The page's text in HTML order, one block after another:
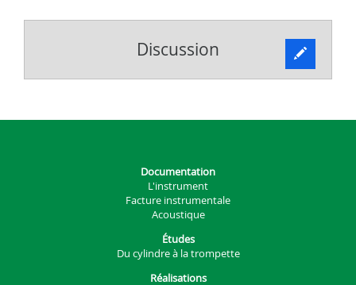
Discussion
Documentation
L'instrument
Facture instrumentale
Acoustique
Études
Du cylindre à la trompette
Réalisations